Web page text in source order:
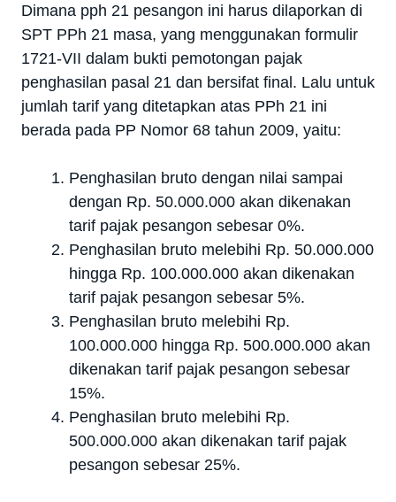
Dimana pph 21 pesangon ini harus dilaporkan di
SPT PPh 21 masa, yang menggunakan formulir
1721-VII dalam bukti pemotongan pajak
penghasilan pasal 21 dan bersifat final. Lalu untuk
jumlah tarif yang ditetapkan atas PPh 21 ini
berada pada PP Nomor 68 tahun 2009, yaitu:
Penghasilan bruto dengan nilai sampai
dengan Rp. 50.000.000 akan dikenakan
tarif pajak pesangon sebesar 0%.
Penghasilan bruto melebihi Rp. 50.000.000
hingga Rp. 100.000.000 akan dikenakan
tarif pajak pesangon sebesar 5%.
Penghasilan bruto melebihi Rp.
100.000.000 hingga Rp. 500.000.000 akan
dikenakan tarif pajak pesangon sebesar
15%.
Penghasilan bruto melebihi Rp.
500.000.000 akan dikenakan tarif pajak
pesangon sebesar 25%.